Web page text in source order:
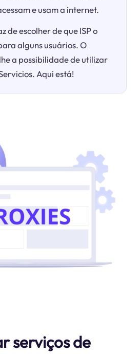
e usam a internet.
de escolher de que ISP o
alguns usuários. O
a possibilidade de utilizar
Aqui está!
serviços de